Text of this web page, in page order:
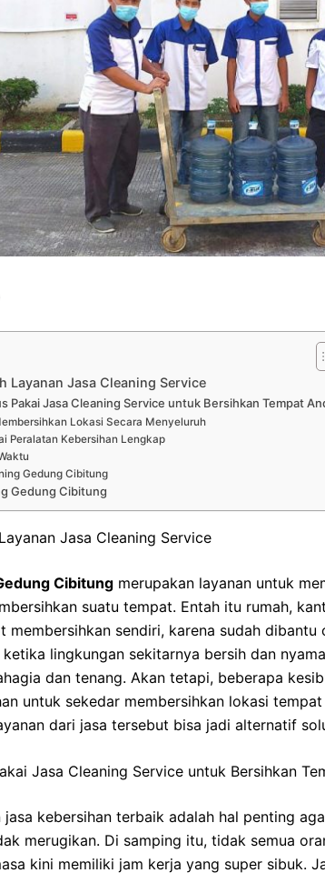
Layanan Jasa Cleaning Service
Pakai Jasa Cleaning Service untuk Bersihkan Tempat
Lokasi Secara Menyeluruh
Peralatan Kebersihan Lengkap
Gedung Cibitung
Gedung Cibitung
Jasa Cleaning Service
Cibitung merupakan layanan untuk
suatu tempat. Entah itu rumah,
membersihkan sendiri, karena sudah dibantu
ketika lingkungan sekitarnya bersih dan
dan tenang. Akan tetapi, beberapa
untuk sekedar membersihkan lokasi
dari jasa tersebut bisa jadi alternatif
Jasa Cleaning Service untuk Bersihkan
jasa kebersihan terbaik adalah hal penting
merugikan. Di samping itu, tidak semua
kini memiliki jam kerja yang super sibuk.